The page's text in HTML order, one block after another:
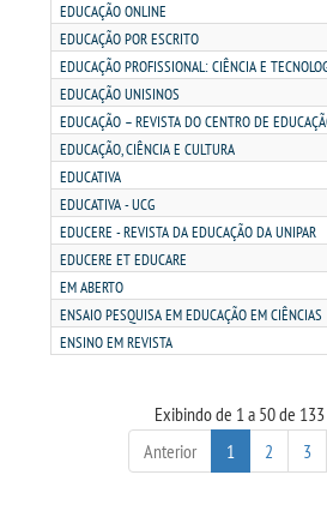
PORTAL DE ALUNOS
PORTAL DE PROFESSORES/ACADÊMICO
UNIESP
CONTATO
IMPRENSA
OUVIDORIA
EDUCAÇÃO ONLINE
EDUCAÇÃO POR ESCRITO
EDUCAÇÃO PROFISSIONAL: CIÊNCIA E
EDUCAÇÃO UNISINOS
EDUCAÇÃO – REVISTA DO CENTRO DE
EDUCAÇÃO, CIÊNCIA E CULTURA
EDUCATIVA
EDUCATIVA - UCG
EDUCERE - REVISTA DA EDUCAÇÃO DA UNIPAR
EDUCERE ET EDUCARE
EM ABERTO
ENSAIO PESQUISA EM EDUCAÇÃO EM CIÊNCIAS
ENSINO EM REVISTA
Exibindo de 1 a 50 de
Anterior
1 2 3